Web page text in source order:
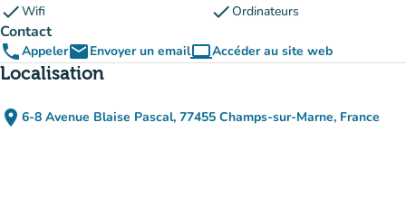
checkWifi checkOrdinateurs
Contact
phoneAppeleremailEnvoyer un emailcomputerAccéder au site web
(nouvel onglet)
Localisation
place 6-8 Avenue Blaise Pascal, 77455 Champs-sur-Marne, France
(ouvrir dans Google Maps)
(nouvel onglet)